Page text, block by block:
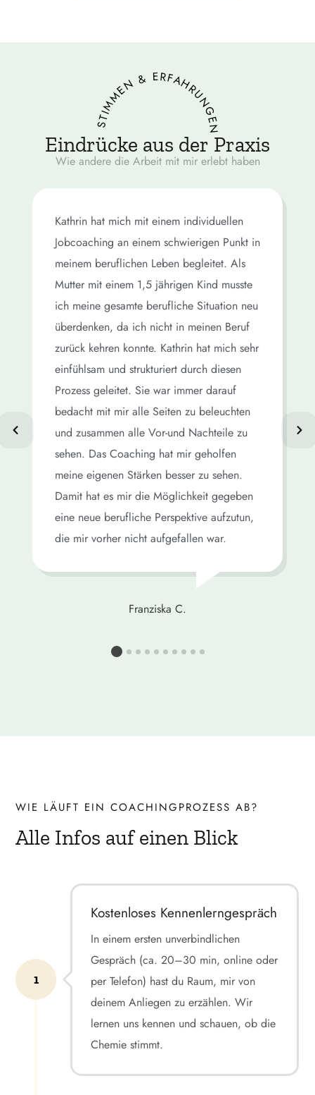
STIMMEN & ERFAHRUNGEN
Eindrücke aus der Praxis
Wie andere die Arbeit mit mir erlebt haben
Kathrin hat mich mit einem individuellen
Jobcoaching an einem schwierigen Punkt in
meinem beruflichen Leben begleitet. Als
Mutter mit einem 1,5 jährigen Kind musste
ich meine gesamte berufliche Situation neu
überdenken, da ich nicht in meinen Beruf
zurück kehren konnte. Kathrin hat mich sehr
einfühlsam und strukturiert durch diesen
Prozess geleitet. Sie war immer darauf
bedacht mit mir alle Seiten zu beleuchten
und zusammen alle Vor-und Nachteile zu
sehen. Das Coaching hat mir geholfen
meine eigenen Stärken besser zu sehen.
Damit hat es mir die Möglichkeit gegeben
eine neue berufliche Perspektive aufzutun,
die mir vorher nicht aufgefallen war.
Franziska C.
WIE LÄUFT EIN COACHINGPROZESS AB?
Alle Infos auf einen Blick
Kostenloses Kennenlerngespräch
In einem ersten unverbindlichen
Gespräch (ca. 20–30 min, online oder
per Telefon) hast du Raum, mir von
deinem Anliegen zu erzählen. Wir
lernen uns kennen und schauen, ob die
Chemie stimmt.
1